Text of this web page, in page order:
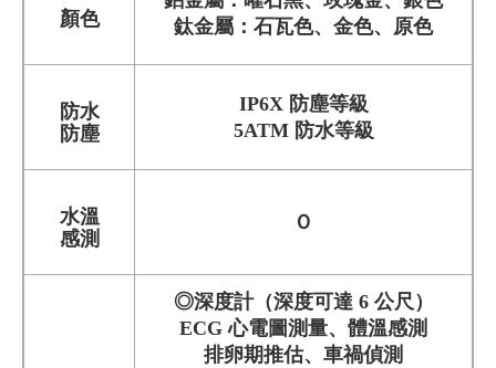
顏色
鈦金屬：石瓦色、金色、原色
防水
防塵
IP6X 防塵等級
5ATM 防水等級
水溫
感測
Ｏ
◎深度計（深度可達 6 公尺）
ECG 心電圖測量、體溫感測
排卵期推估、車禍偵測